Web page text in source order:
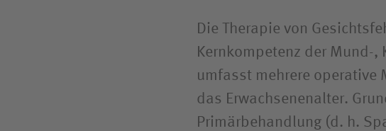
Die Therapie von
Kernkompetenz der Mund-,
umfasst mehrere operative
das Erwachsenenalter.
Primärbehandlung (d. h.